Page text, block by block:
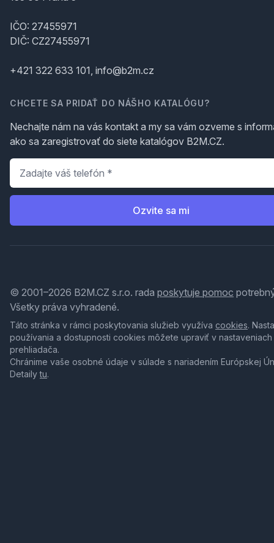
IČO: 27455971
DIČ: CZ27455971
+421 322 633 101, info@b2m.cz
CHCETE SA PRIDAŤ DO NÁŠHO KATALÓGU?
Nechajte nám na vás kontakt a my sa vám ozveme s
ako sa zaregistrovať do siete katalógov B2M.CZ.
Telefón
Ozvite sa mi
© 2001–2026 B2M.CZ s.r.o. rada poskytuje pomoc
Všetky práva vyhradené.
Táto stránka v rámci poskytovania služieb využíva cookies.
používania a dostupnosti cookies môžete upraviť v nastaveniach
prehliadača.
Chránime vaše osobné údaje v súlade s nariadením Európskej
Detailytu.